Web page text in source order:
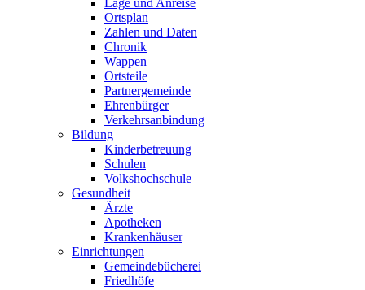
Lage und Anreise
Ortsplan
Zahlen und Daten
Chronik
Wappen
Ortsteile
Partnergemeinde
Ehrenbürger
Verkehrsanbindung
Bildung
Kinderbetreuung
Schulen
Volkshochschule
Gesundheit
Ärzte
Apotheken
Krankenhäuser
Einrichtungen
Gemeindebücherei
Friedhöfe